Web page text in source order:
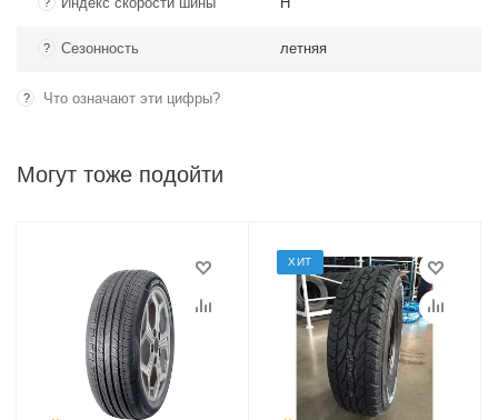
? Сезонность летняя
? Что означают эти цифры?
Могут тоже подойти
ХИТ